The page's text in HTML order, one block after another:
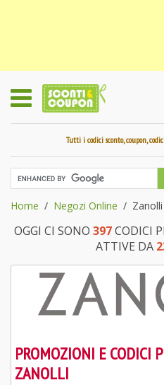
Tutti i codici sconto, coupon,
Home Negozi Online Zanolli
OGGI CI SONO 397CODICI
ATTIVE DA
PROMOZIONI E CODICI
ZANOLLI